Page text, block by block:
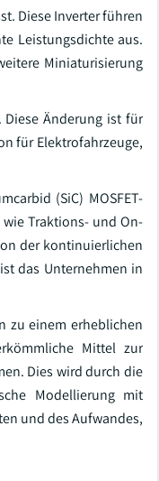
Diese Inverter führen
Leistungsdichte aus.
Miniaturisierung
Änderung ist für
für Elektrofahrzeuge,
(SiC) MOSFET-
Traktions- und On-
der kontinuierlichen
das Unternehmen in
zu einem erheblichen
Mittel zur
Dies wird durch die
Modellierung mit
und des Aufwandes,